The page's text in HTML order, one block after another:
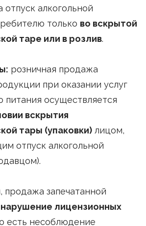
отпуск алкогольной
только во вскрытой
таре или в розлив.
розничная продажа
при оказании услуг
питания осуществляется
вскрытия
тары (упаковки) лицом,
отпуск алкогольной
продажа запечатанной
нарушение лицензионных
есть несоблюдение